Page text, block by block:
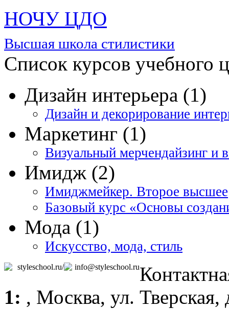
НОЧУ ЦДО
Высшая школа стилистики
Список курсов учебного
Дизайн интерьера (1)
Дизайн и декорирование
Маркетинг (1)
Визуальный мерчендайзинг и
Имидж (2)
Имиджмейкер. Второе высшее
Базовый курс «Основы
Мода (1)
Искусство, мода, стиль
styleschool.ru/ info@styleschool.ru
1: , Москва, ул.